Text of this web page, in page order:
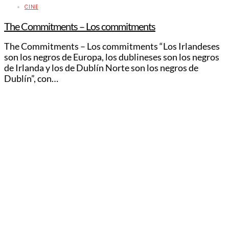
CINE
The Commitments – Los commitments
The Commitments – Los commitments “Los Irlandeses
son los negros de Europa, los dublineses son los negros
de Irlanda y los de Dublín Norte son los negros de
Dublín”, con…